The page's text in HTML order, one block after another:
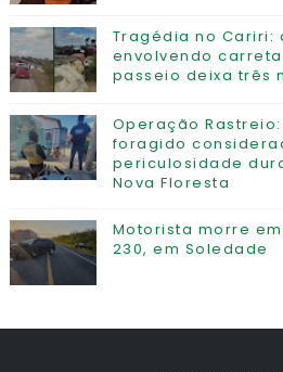
Tragédia no Cariri:
envolvendo
passeio deixa três
Operação
foragido
periculosidade
Nova Floresta
Motorista morre
230, em Soledade